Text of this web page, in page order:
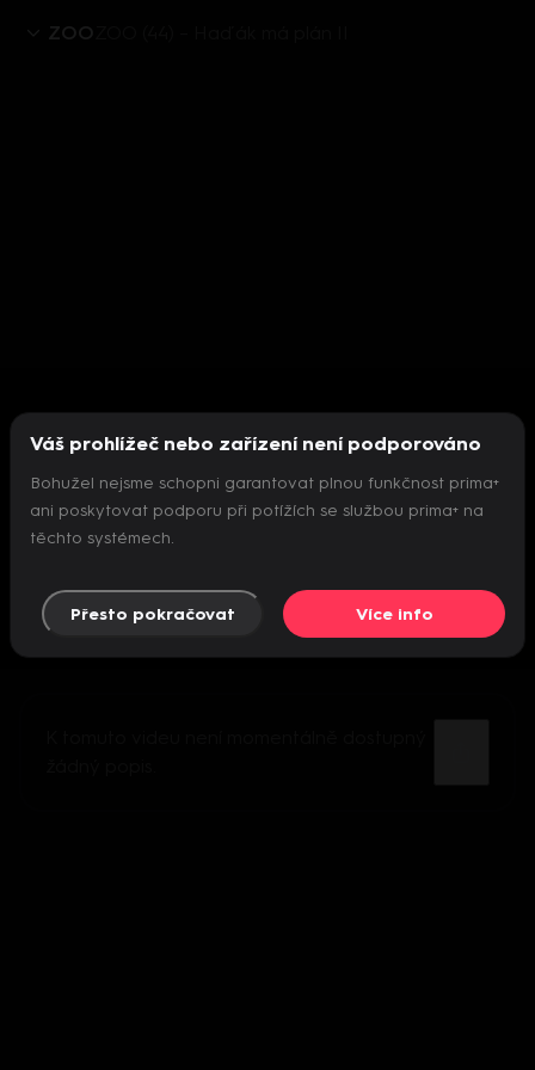
ZOO
Nepodařilo se inicializovat přehrávač
Váš prohlížeč nebo zařízení není podporováno
Bohužel nejsme schopni garantovat plnou funkčnost prima+
ani poskytovat podporu při potížích se službou prima+ na
těchto systémech.
Přesto pokračovat Více info